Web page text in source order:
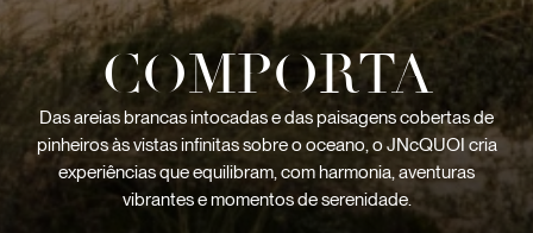
COMPORTA
Das areias brancas intocadas e das paisagens cobertas de
pinheiros às vistas infinitas sobre o oceano, o JNcQUOI cria
experiências que equilibram, com harmonia, aventuras
vibrantes e momentos de serenidade.